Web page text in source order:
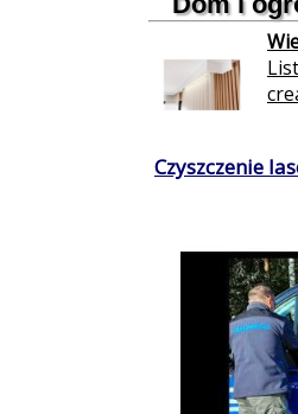
Czyszczenie